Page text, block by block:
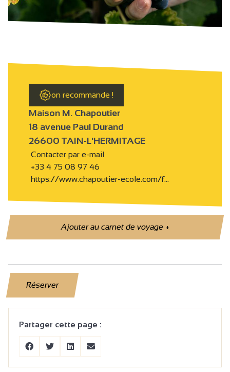
on recommande !
Maison M. Chapoutier
18 avenue Paul Durand
26600 TAIN-L'HERMITAGE
Contacter par e-mail
+33 4 75 08 97 46
https://www.chapoutier-ecole.com/f…
Ajouter au carnet de voyage+
Réserver
Partager cette page :